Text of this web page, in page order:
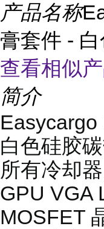
产品名称
膏套件 -
查看相似
简介
Easycargo
白色硅胶
所有冷却
GPU VGA
MOSFET